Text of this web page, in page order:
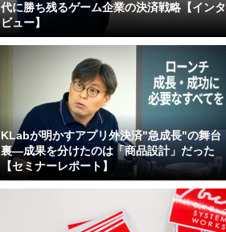
代に勝ち残るゲーム企業の決済戦略【インタ
ビュー】
KLabが明かすアプリ外決済"急成長"の舞台
裏―成果を分けたのは「商品設計」だった
【セミナーレポート】